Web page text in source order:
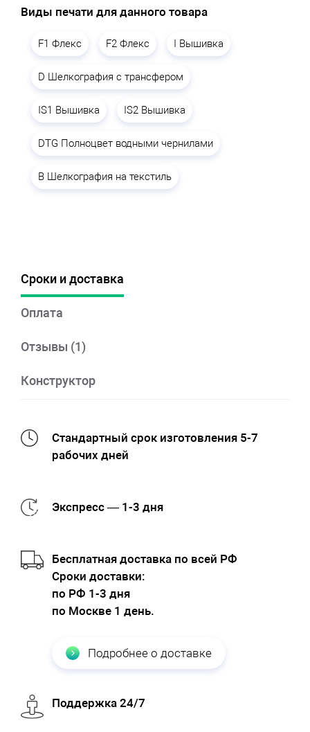
Виды печати для данного товара
F1 Флекс F2 Флекс I Вышивка
D Шелкография с трансфером
IS1 Вышивка IS2 Вышивка
DTG Полноцвет водными чернилами
B Шелкография на текстиль
Сроки и доставка
Оплата
Отзывы (1)
Конструктор
Стандартный срок изготовления 5-7
рабочих дней
Экспресс — 1-3 дня
Бесплатная доставка по всей РФ
Cроки доставки:
по РФ 1-3 дня
по Москве 1 день.
Подробнее о доставке
Поддержка 24/7